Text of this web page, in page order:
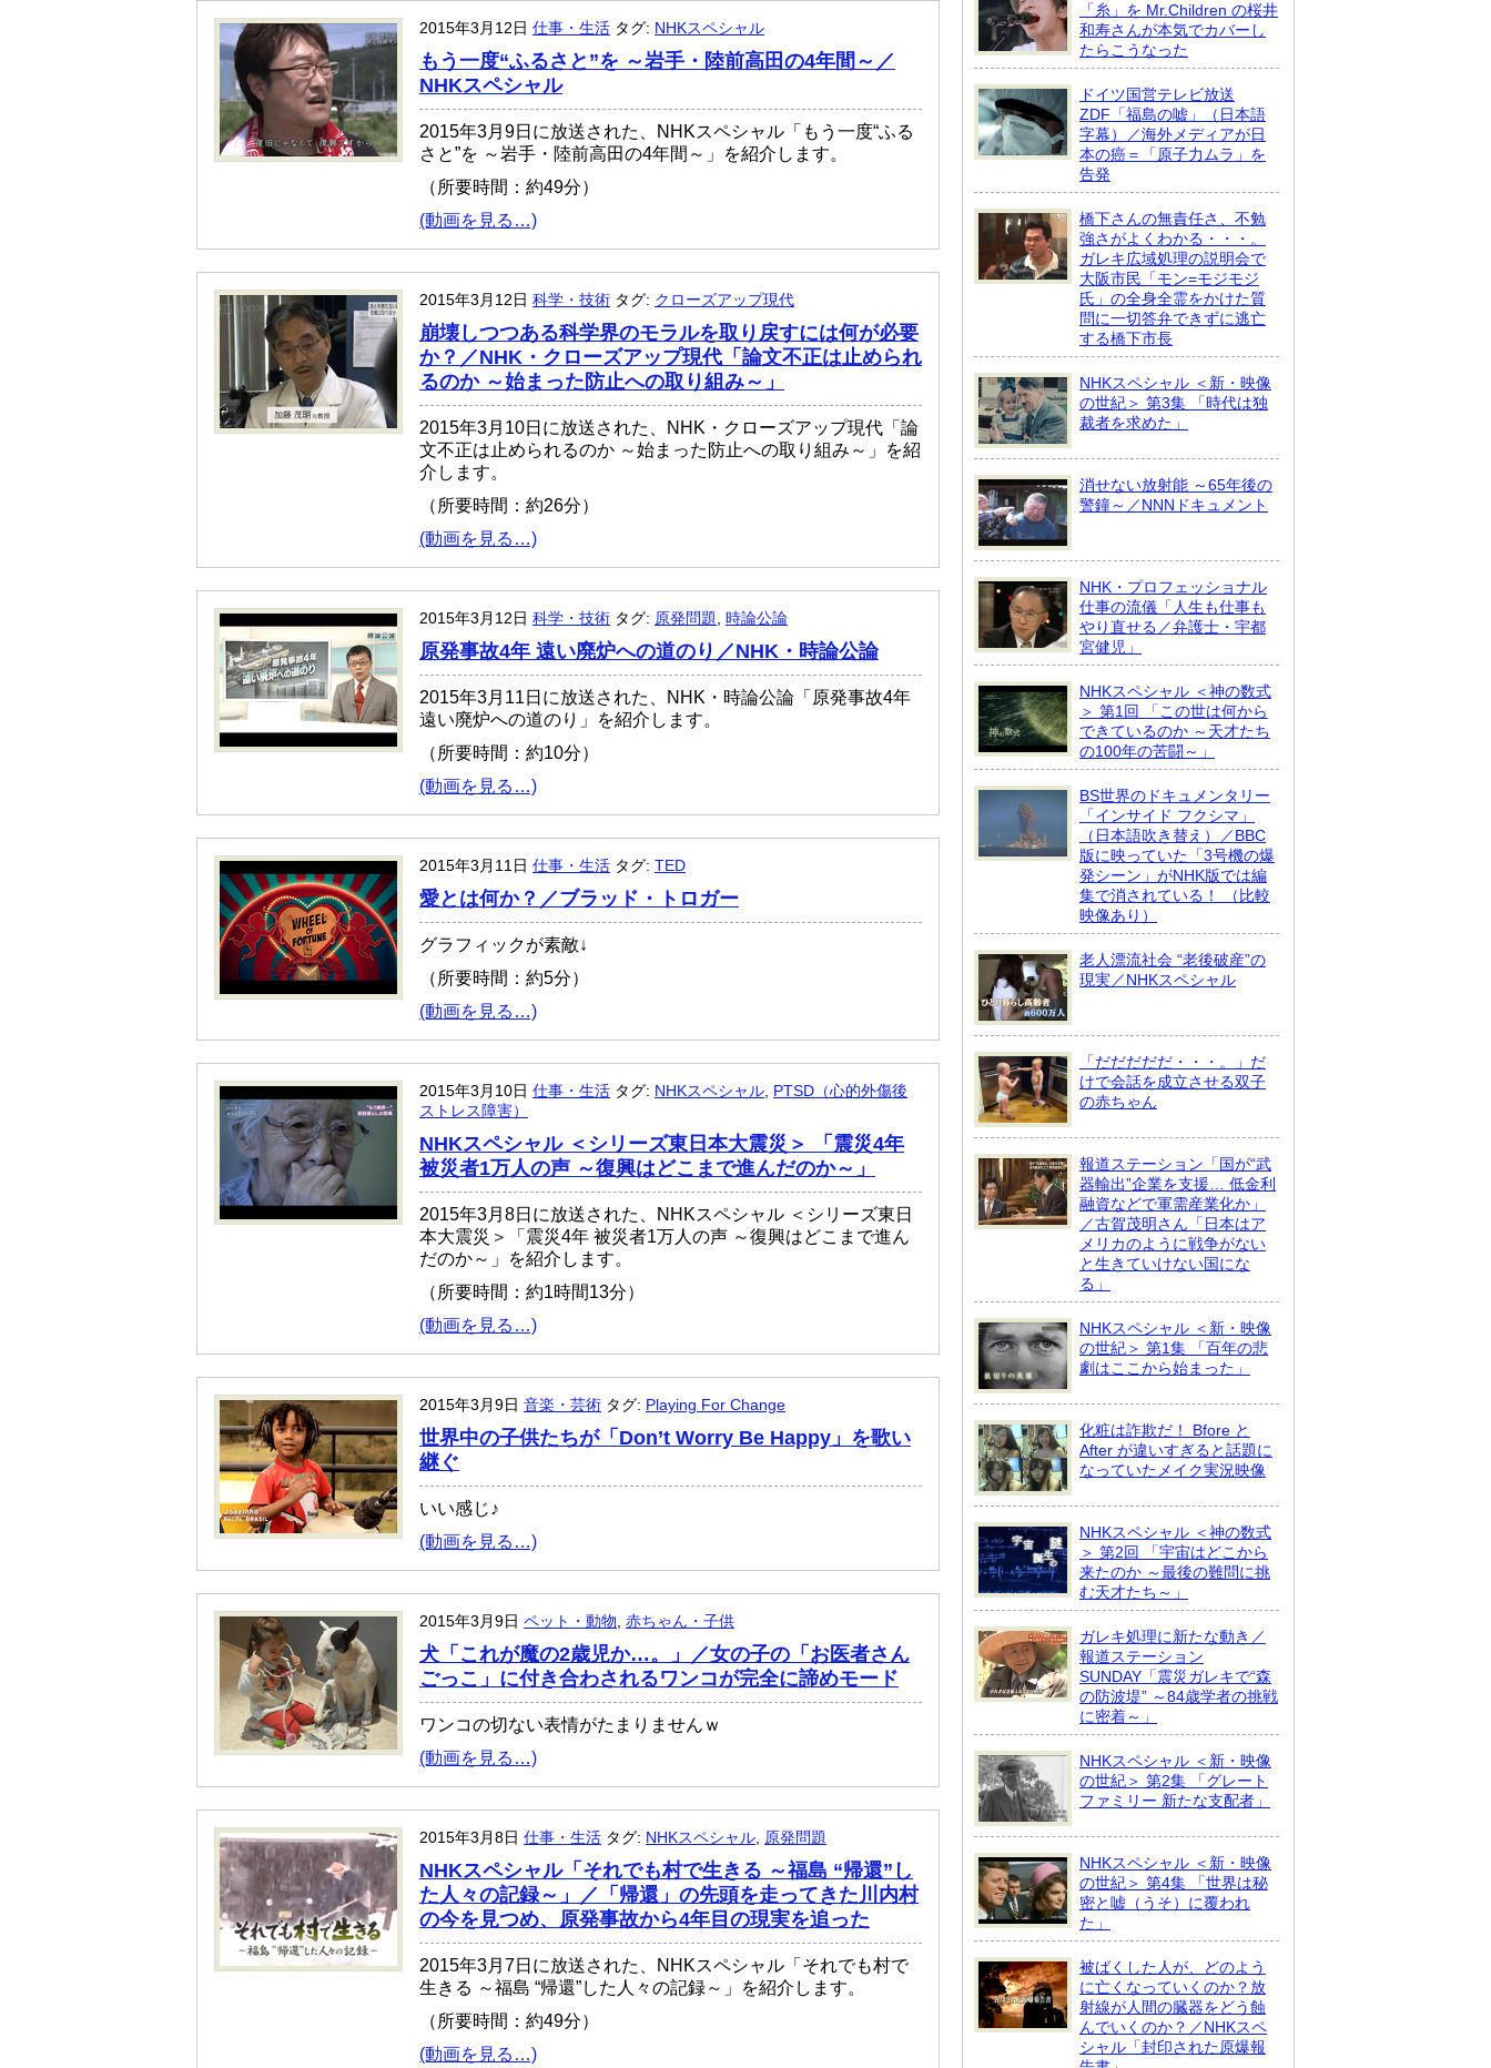
2015年3月12日 仕事・生活 タグ: NHKスペシャル
もう一度“ふるさと”を ～岩手・陸前高田の4年間～／
NHKスペシャル
2015年3月9日に放送された、NHKスペシャル「もう一度“ふる
さと”を ～岩手・陸前高田の4年間～」を紹介します。
（所要時間：約49分）
(動画を見る…)
2015年3月12日 科学・技術 タグ: クローズアップ現代
崩壊しつつある科学界のモラルを取り戻すには何が必要
か？／NHK・クローズアップ現代「論文不正は止められ
るのか ～始まった防止への取り組み～」
2015年3月10日に放送された、NHK・クローズアップ現代「論
文不正は止められるのか ～始まった防止への取り組み～」を紹
介します。
（所要時間：約26分）
(動画を見る…)
2015年3月12日 科学・技術 タグ: 原発問題 時論公論
原発事故4年 遠い廃炉への道のり／NHK・時論公論
2015年3月11日に放送された、NHK・時論公論「原発事故4年
遠い廃炉への道のり」を紹介します。
（所要時間：約10分）
(動画を見る…)
2015年3月11日 仕事・生活 タグ: TED
愛とは何か？／ブラッド・トロガー
グラフィックが素敵↓
（所要時間：約5分）
(動画を見る…)
2015年3月10日 仕事・生活 タグ: NHKスペシャル PTSD（心的外傷後
ストレス障害）
NHKスペシャル ＜シリーズ東日本大震災＞ 「震災4年
被災者1万人の声 ～復興はどこまで進んだのか～」
2015年3月8日に放送された、NHKスペシャル ＜シリーズ東日
本大震災＞「震災4年 被災者1万人の声 ～復興はどこまで進ん
だのか～」を紹介します。
（所要時間：約1時間13分）
(動画を見る…)
2015年3月9日 音楽・芸術 タグ: Playing For Change
世界中の子供たちが「Don’t Worry Be Happy」を歌い
継ぐ
いい感じ♪
(動画を見る…)
2015年3月9日 ペット・動物 赤ちゃん・子供
犬「これが魔の2歳児か…。」／女の子の「お医者さん
ごっこ」に付き合わされるワンコが完全に諦めモード
ワンコの切ない表情がたまりませんｗ
(動画を見る…)
2015年3月8日 仕事・生活 タグ: NHKスペシャル 原発問題
NHKスペシャル「それでも村で生きる ～福島 “帰還”し
た人々の記録～」／「帰還」の先頭を走ってきた川内村
の今を見つめ、原発事故から4年目の現実を追った
2015年3月7日に放送された、NHKスペシャル「それでも村で
生きる ～福島 “帰還”した人々の記録～」を紹介します。
（所要時間：約49分）
(動画を見る…)
「糸」を Mr.Children の桜井
和寿さんが本気でカバーし
たらこうなった
ドイツ国営テレビ放送
ZDF「福島の嘘」（日本語
字幕）／海外メディアが日
本の癌＝「原子力ムラ」を
告発
橋下さんの無責任さ、不勉
強さがよくわかる・・・。
ガレキ広域処理の説明会で
大阪市民「モン=モジモジ
氏」の全身全霊をかけた質
問に一切答弁できずに逃亡
する橋下市長
NHKスペシャル ＜新・映像
の世紀＞ 第3集 「時代は独
裁者を求めた」
消せない放射能 ～65年後の
警鐘～／NNNドキュメント
NHK・プロフェッショナル
仕事の流儀「人生も仕事も
やり直せる／弁護士・宇都
宮健児」
NHKスペシャル ＜神の数式
＞ 第1回 「この世は何から
できているのか ～天才たち
の100年の苦闘～」
BS世界のドキュメンタリー
「インサイド フクシマ」
（日本語吹き替え）／BBC
版に映っていた「3号機の爆
発シーン」がNHK版では編
集で消されている！ （比較
映像あり）
老人漂流社会 “老後破産”の
現実／NHKスペシャル
「だだだだだ・・・。」だ
けで会話を成立させる双子
の赤ちゃん
報道ステーション「国が“武
器輸出”企業を支援… 低金利
融資などで軍需産業化か」
／古賀茂明さん「日本はア
メリカのように戦争がない
と生きていけない国にな
る」
NHKスペシャル ＜新・映像
の世紀＞ 第1集 「百年の悲
劇はここから始まった」
化粧は詐欺だ！ Bfore と
After が違いすぎると話題に
なっていたメイク実況映像
NHKスペシャル ＜神の数式
＞ 第2回 「宇宙はどこから
来たのか ～最後の難問に挑
む天才たち～」
ガレキ処理に新たな動き／
報道ステーション
SUNDAY「震災ガレキで“森
の防波堤” ～84歳学者の挑戦
に密着～」
NHKスペシャル ＜新・映像
の世紀＞ 第2集 「グレート
ファミリー 新たな支配者」
NHKスペシャル ＜新・映像
の世紀＞ 第4集 「世界は秘
密と嘘（うそ）に覆われ
た」
被ばくした人が、どのよう
に亡くなっていくのか？放
射線が人間の臓器をどう蝕
んでいくのか？／NHKスペ
シャル「封印された原爆報